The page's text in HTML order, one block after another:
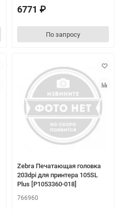
6771 ₽
По запросу
Zebra Печатающая головка
203dpi для принтера 105SL
Plus [P1053360-018]
766960